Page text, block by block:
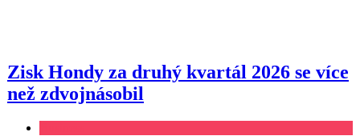
Zisk Hondy za druhý kvartál 2026 se více
než zdvojnásobil